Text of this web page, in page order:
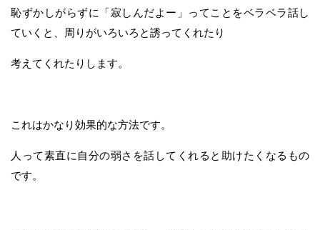
恥ずかしがらずに「寂しんだよー」ってことをベラベラ話し
ていくと、周りがいろいろと誘ってくれたり
考えてくれたりします。
これはかなり効果的な方法です。
人って素直に自分の弱さを話してくれると助けたくなるもの
です。